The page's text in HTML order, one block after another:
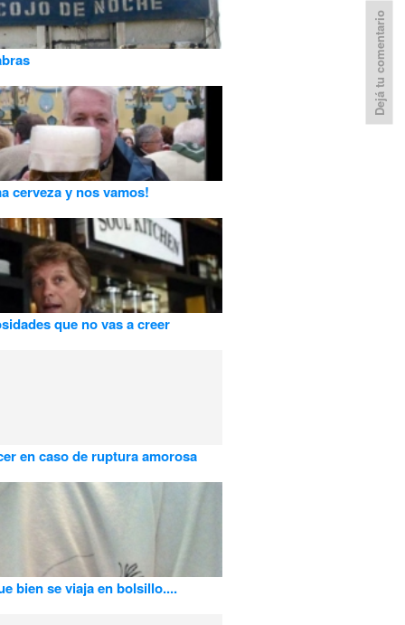
cerveza y nos vamos!
que no vas a creer
en caso de ruptura amorosa
bien se viaja en bolsillo....
Dejá tu comentario